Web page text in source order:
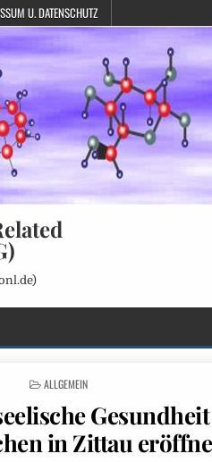
U. DATENSCHUTZ
POSTED
ALLGEMEIN
in Zittau